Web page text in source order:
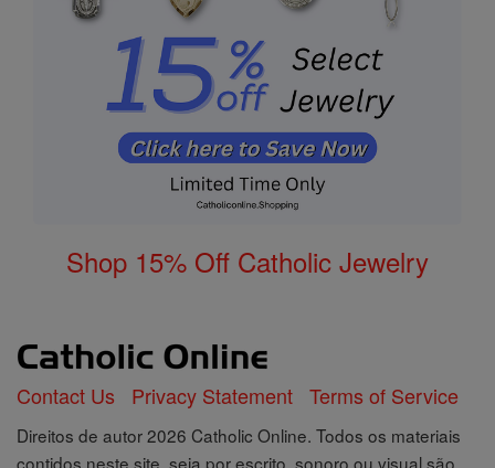
Shop 15% Off Catholic Jewelry
Contact Us Privacy Statement Terms of Service
Direitos de autor 2026 Catholic Online. Todos os materiais
contidos neste site, seja por escrito, sonoro ou visual são